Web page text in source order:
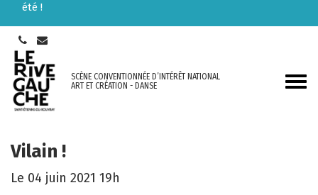
été !
Aller
SCÈNE CONVENTIONNÉE D’INTÉRÊT NATIONAL
ART ET CRÉATION - DANSE
Vilain !
Le 04 juin 2021 19h